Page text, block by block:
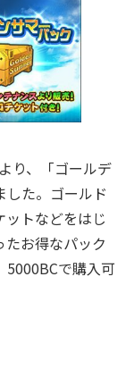
り、「ゴールデ
した。ゴールド
トなどをはじ
お得なパック
5000BCで購入可